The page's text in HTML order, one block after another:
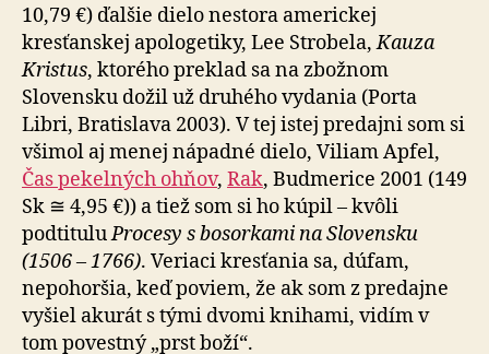
10,79 €) ďalšie dielo nestora americkej
kresťanskej apologetiky, Lee Strobela,Kauza
Kristus, ktorého preklad sa na zbožnom
Slovensku dožil už druhého vydania (Porta
Libri, Bratislava 2003). V tej istej predajni som si
všimol aj menej nápadné dielo, Viliam Apfel,
Čas pekelných ohňov, Rak, Budmerice 2001 (149
Sk ≅ 4,95 €)) a tiež som si ho kúpil – kvôli
podtituluProcesy s bosorkami na Slovensku
(1506 – 1766). Veriaci kresťania sa, dúfam,
nepohoršia, keď poviem, že ak som z predajne
vyšiel akurát s tými dvomi knihami, vidím v
tom povestný „prst boží“.